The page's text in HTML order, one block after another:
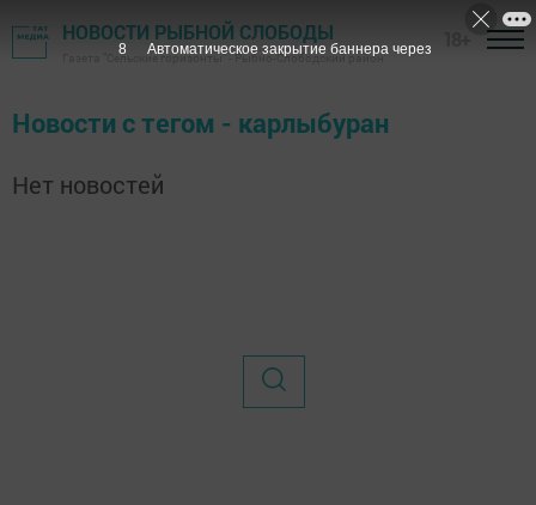
НОВОСТИ РЫБНОЙ СЛОБОДЫ
Газета "Сельские горизонты" - Рыбно-Слободский район
Новости с тегом - карлыбуран
Нет новостей
7 Автоматическое закрытие баннера через